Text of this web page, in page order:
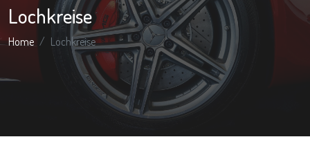
Lochkreise
Home Lochkreise